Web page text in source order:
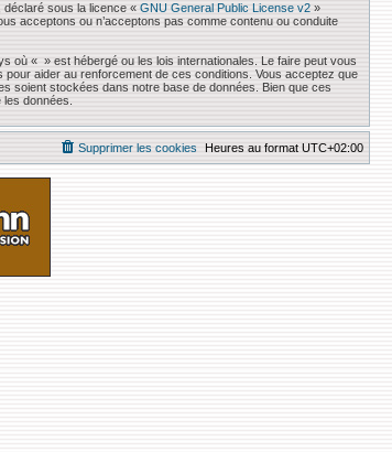
déclaré sous la licence « GNU General Public License v2 »
acceptons ou n’acceptons pas comme contenu ou conduite
où « » est hébergé ou les lois internationales. Le faire peut vous
aider au renforcement de ces conditions. Vous acceptez que
soient stockées dans notre base de données. Bien que ces
données.
Heures au format UTC+02:00
Supprimer les cookies